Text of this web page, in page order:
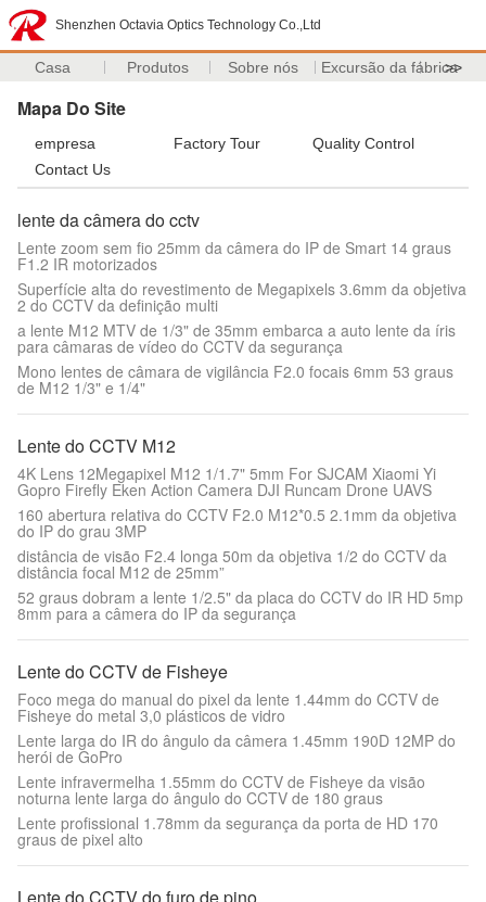
Shenzhen Octavia Optics Technology Co.,Ltd
Casa Produtos Sobre nós Excursão da fábrica
>>
Mapa Do Site
empresa Factory Tour
Quality Control
Contact Us
lente da câmera do cctv
Lente zoom sem fio 25mm da câmera do IP de Smart 14 graus
F1.2 IR motorizados
Superfície alta do revestimento de Megapixels 3.6mm da objetiva
2 do CCTV da definição multi
a lente M12 MTV de 1/3" de 35mm embarca a auto lente da íris
para câmaras de vídeo do CCTV da segurança
Mono lentes de câmara de vigilância F2.0 focais 6mm 53 graus
de M12 1/3" e 1/4"
Lente do CCTV M12
4K Lens 12Megapixel M12 1/1.7" 5mm For SJCAM Xiaomi Yi
Gopro Firefly Eken Action Camera DJI Runcam Drone UAVS
160 abertura relativa do CCTV F2.0 M12*0.5 2.1mm da objetiva
do IP do grau 3MP
distância de visão F2.4 longa 50m da objetiva 1/2 do CCTV da
distância focal M12 de 25mm”
52 graus dobram a lente 1/2.5" da placa do CCTV do IR HD 5mp
8mm para a câmera do IP da segurança
Lente do CCTV de Fisheye
Foco mega do manual do pixel da lente 1.44mm do CCTV de
Fisheye do metal 3,0 plásticos de vidro
Lente larga do IR do ângulo da câmera 1.45mm 190D 12MP do
herói de GoPro
Lente infravermelha 1.55mm do CCTV de Fisheye da visão
noturna lente larga do ângulo do CCTV de 180 graus
Lente profissional 1.78mm da segurança da porta de HD 170
graus de pixel alto